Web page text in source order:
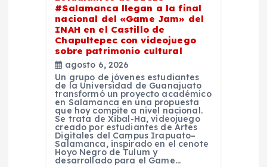
#Salamanca llegan a la final
nacional del «Game Jam» del
INAH en el Castillo de
Chapultepec con videojuego
sobre patrimonio cultural
agosto 6, 2026
Un grupo de jóvenes estudiantes
de la Universidad de Guanajuato
transformó un proyecto académico
en Salamanca en una propuesta
que hoy compite a nivel nacional.
Se trata de Xibal-Ha, videojuego
creado por estudiantes de Artes
Digitales del Campus Irapuato–
Salamanca, inspirado en el cenote
Hoyo Negro de Tulum y
desarrollado para el Game…